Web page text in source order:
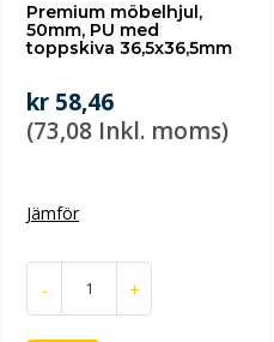
Premium möbelhjul,
50mm, PU med
toppskiva 36,5x36,5mm
kr 58,46
(73,08 Inkl. moms)
Jämför
- +